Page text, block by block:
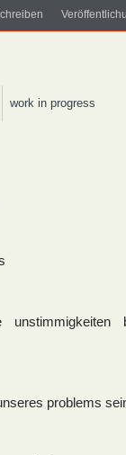
work in progress
problems